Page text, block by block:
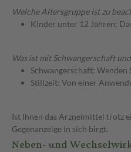
Welche Altersgruppe ist zu
Kinder unter 12 Jahren:
Was ist mit Schwangerschaft
Schwangerschaft: Wenden
Stillzeit: Von einer
Ist Ihnen das Arzneimittel trotz
Gegenanzeige in sich birgt.
Neben- und